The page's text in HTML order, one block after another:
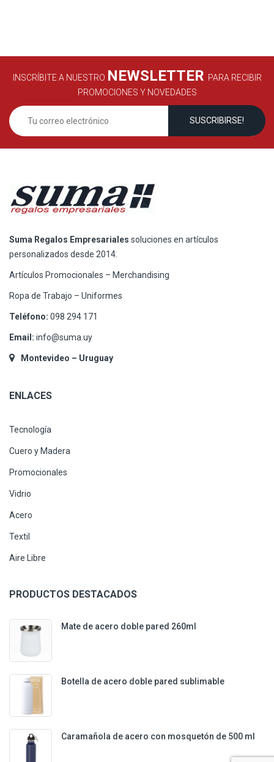
INSCRÍBITE A NUESTRO NEWSLETTER PARA RECIBIR
PROMOCIONES Y NOVEDADES
Suma Regalos Empresariales soluciones en artículos
personalizados desde 2014.
Artículos Promocionales – Merchandising
Ropa de Trabajo – Uniformes
Teléfono: 098 294 171
Email: info@suma.uy
Montevideo – Uruguay
ENLACES
Tecnología
Cuero y Madera
Promocionales
Vidrio
Acero
Textil
Aire Libre
PRODUCTOS DESTACADOS
Mate de acero doble pared 260ml
Botella de acero doble pared sublimable
Caramañola de acero con mosquetón de 500 ml